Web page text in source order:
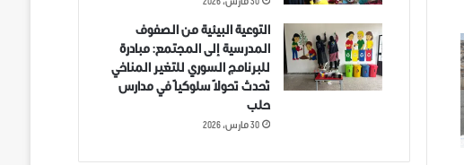
30 مارس، 2026
التوعية البيئية من الصفوف
المدرسية إلى المجتمع: مبادرة
للبرنامج السوري للتغير المناخي
تُحدث تحولاً سلوكياً في مدارس
حلب
30 مارس، 2026